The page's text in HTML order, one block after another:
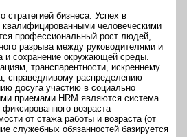
стратегией бизнеса. Успех в
квалифицированными человеческими
профессиональный рост людей,
разрыва между руководителями и
и сохранение окружающей среды.
транспарентности, искреннему
справедливому распределению
досуга участию в социально
приемами HRM являются система
возраста
от стажа работы и возраста (от
служебных обязанностей базируется